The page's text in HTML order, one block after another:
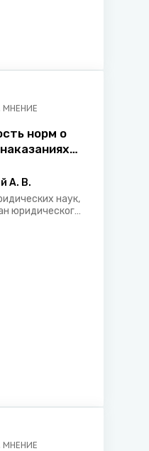
МНЕНИЕ
норм о
А. В.
наук,
юридического
МНЕНИЕ